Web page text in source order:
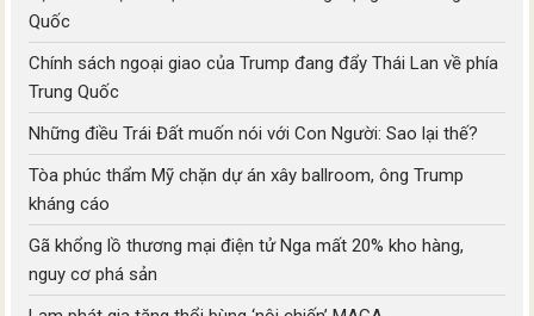
Quốc
Chính sách ngoại giao của Trump đang đẩy Thái Lan về phía
Trung Quốc
Những điều Trái Đất muốn nói với Con Người: Sao lại thế?
Tòa phúc thẩm Mỹ chặn dự án xây ballroom, ông Trump
kháng cáo
Gã khổng lồ thương mại điện tử Nga mất 20% kho hàng,
nguy cơ phá sản